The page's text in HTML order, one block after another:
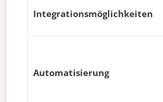
Integrationsmöglichkeiten
Automatisierung